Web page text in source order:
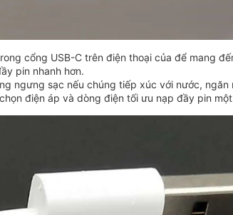
cổng USB-C trên điện thoại của để mang
pin nhanh hơn.
ngưng sạc nếu chúng tiếp xúc với nước,
điện áp và dòng điện tối ưu nạp đầy pin